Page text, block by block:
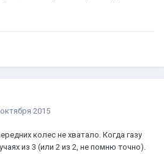
2015
колес не хватало. Когда газу
из 3 (или 2 из 2, не помню точно).